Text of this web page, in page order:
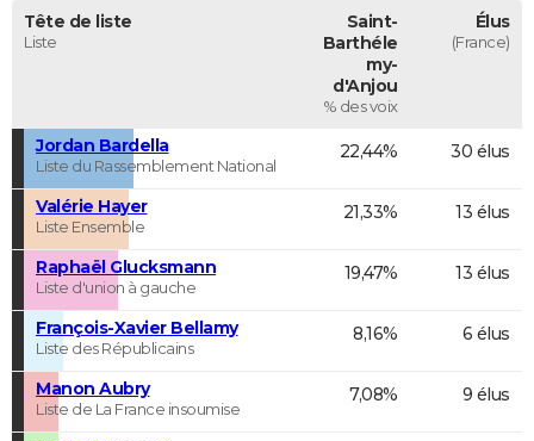
Tête de liste
Liste
Saint-
Barthéle
my-
d'Anjou
% des voix
Élus
(France)
Jordan Bardella
Liste du Rassemblement National
22,44% 30 élus
Valérie Hayer
Liste Ensemble
21,33% 13 élus
Raphaël Glucksmann
Liste d'union à gauche
19,47% 13 élus
François-Xavier Bellamy
Liste des Républicains
8,16% 6 élus
Manon Aubry
Liste de La France insoumise
7,08% 9 élus